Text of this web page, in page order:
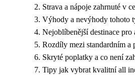
Strava a nápoje zahrnuté v
Výhody a nevýhody tohoto
Nejoblíbenější destinace
Rozdíly mezi standardním a
Skryté poplatky a co není
Tipy jak vybrat kvalitní all